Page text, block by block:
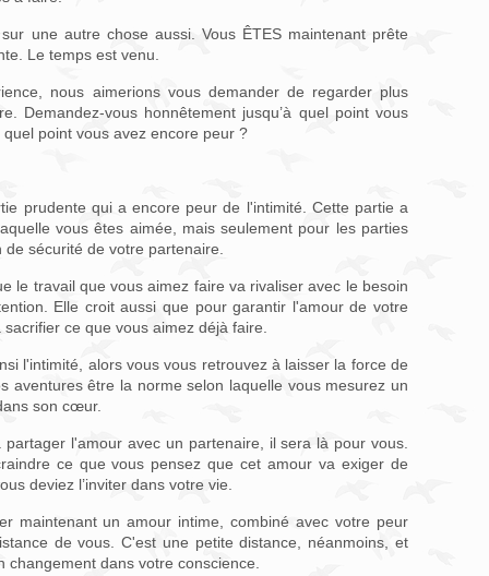
une autre chose aussi. Vous ÊTES maintenant prête
Le temps est venu.
nous aimerions vous demander de regarder plus
Demandez-vous honnêtement jusqu’à quel point vous
point vous avez encore peur ?
prudente qui a encore peur de l'intimité. Cette partie a
vous êtes aimée, mais seulement pour les parties
sécurité de votre partenaire.
le travail que vous aimez faire va rivaliser avec le besoin
Elle croit aussi que pour garantir l'amour de votre
ce que vous aimez déjà faire.
l'intimité, alors vous vous retrouvez à laisser la force de
aventures être la norme selon laquelle vous mesurez un
son cœur.
l'amour avec un partenaire, il sera là pour vous.
ce que vous pensez que cet amour va exiger de
deviez l’inviter dans votre vie.
maintenant un amour intime, combiné avec votre peur
de vous. C'est une petite distance, néanmoins, et
dans votre conscience.